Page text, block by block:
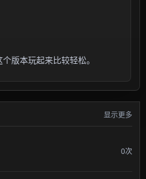
版本玩起来比较轻松。
显示更多
0次